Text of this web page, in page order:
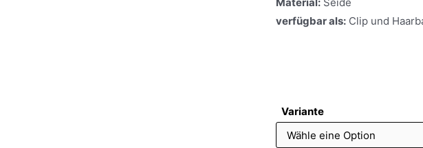
verfügbar als: Clip und
Variante